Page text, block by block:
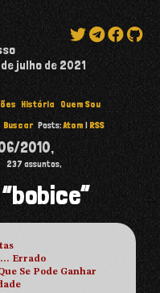
de julho de 2021
História
Quem Sou
Buscar Posts:Atom | RSS
2010,
237 assuntos,
Errado
Se Pode Ganhar